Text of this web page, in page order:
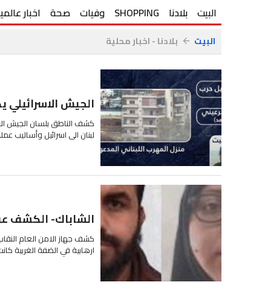
البيت بلادنا SHOPPING وفيات صحة اخبار
البيت arrow_back بلادنا - اخبار محلية
الجيش
كشف الناطق بلسان الجيش
لبنان الى اسرائيل وأساليب
الشاباك- الكشف
كشف جهاز الامن العام
ارهابية في الضفة الغربية